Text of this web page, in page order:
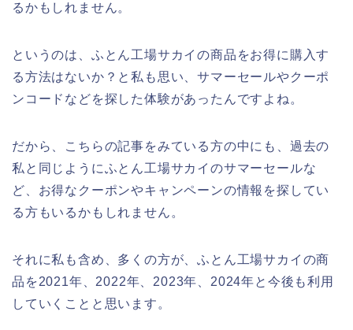
るかもしれません。
というのは、ふとん工場サカイの商品をお得に購入す
る方法はないか？と私も思い、サマーセールやクーポ
ンコードなどを探した体験があったんですよね。
だから、こちらの記事をみている方の中にも、過去の
私と同じようにふとん工場サカイのサマーセールな
ど、お得なクーポンやキャンペーンの情報を探してい
る方もいるかもしれません。
それに私も含め、多くの方が、ふとん工場サカイの商
品を2021年、2022年、2023年、2024年と今後も利用
していくことと思います。